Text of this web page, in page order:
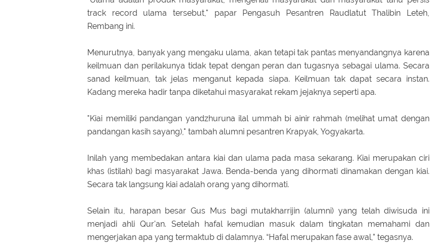
track record ulama tersebut," papar Pengasuh Pesantren Raudlatut Thalibin Leteh,
Rembang ini.
Menurutnya, banyak yang mengaku ulama, akan tetapi tak pantas menyandangnya karena
keilmuan dan perilakunya tidak tepat dengan peran dan tugasnya sebagai ulama. Secara
sanad keilmuan, tak jelas menganut kepada siapa. Keilmuan tak dapat secara instan.
Kadang mereka hadir tanpa diketahui masyarakat rekam jejaknya seperti apa.
"Kiai memiliki pandangan yandzhuruna ilal ummah bi ainir rahmah (melihat umat dengan
pandangan kasih sayang)," tambah alumni pesantren Krapyak, Yogyakarta.
Inilah yang membedakan antara kiai dan ulama pada masa sekarang. Kiai merupakan ciri
khas (istilah) bagi masyarakat Jawa. Benda-benda yang dihormati dinamakan dengan kiai.
Secara tak langsung kiai adalah orang yang dihormati.
Selain itu, harapan besar Gus Mus bagi mutakharrijin (alumni) yang telah diwisuda ini
menjadi ahli Qur'an. Setelah hafal kemudian masuk dalam tingkatan memahami dan
mengerjakan apa yang termaktub di dalamnya. “Hafal merupakan fase awal,” tegasnya.